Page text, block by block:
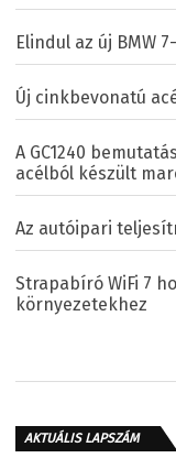
Elindul az új BMW
Új cinkbevonatú
A GC1240
acélból készült
Az autóipari
Strapabíró WiFi 7
környezetekhez
AKTUÁLIS LAPSZÁM